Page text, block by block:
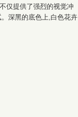
仅提供了强烈的视觉冲
深黑的底色上,白色花卉